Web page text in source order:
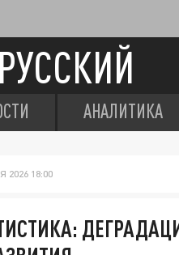
АНАЛИТИКА
2026 18:00